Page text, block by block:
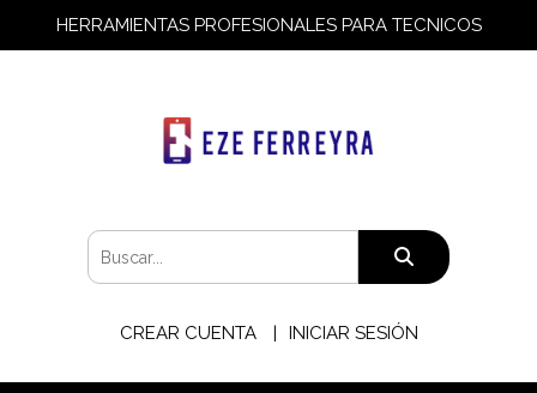
HERRAMIENTAS PROFESIONALES PARA TECNICOS
CREAR CUENTA INICIAR SESIÓN